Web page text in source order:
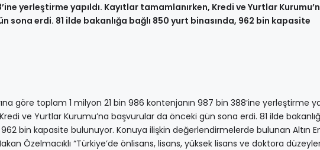
yerleştirme yapıldı. Kayıtlar tamamlanırken, Kredi ve Yurtlar
sona erdi. 81 ilde bakanlığa bağlı 850 yurt binasında, 962 bin kapasite
göre toplam 1 milyon 21 bin 986 kontenjanın 987 bin 388’ine yerleştirme
ve Yurtlar Kurumu’na başvurular da önceki gün sona erdi. 81 ilde
962 bin kapasite bulunuyor. Konuya ilişkin değerlendirmelerde bulunan Altın
Özelmacıklı “Türkiye’de önlisans, lisans, yüksek lisans ve doktora